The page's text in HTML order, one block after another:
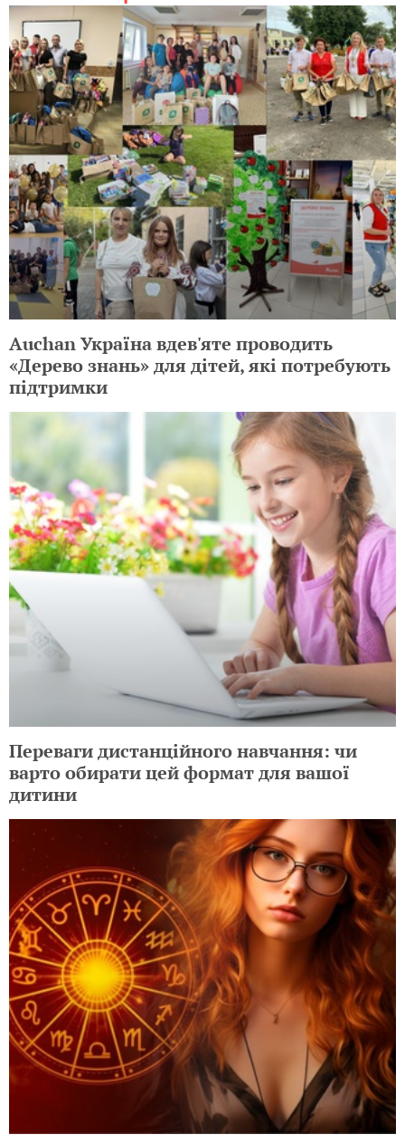
Auchan Україна вдев'яте проводить
«Дерево знань» для дітей, які потребують
підтримки
Переваги дистанційного навчання: чи
варто обирати цей формат для вашої
дитини